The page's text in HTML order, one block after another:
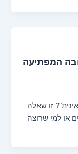
המפתיעה
זו שאלה
או למי שרוצה